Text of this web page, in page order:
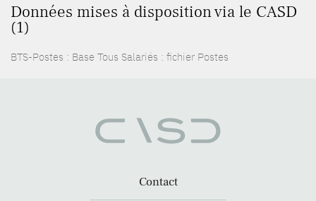
Données mises à disposition via le CASD
(1)
BTS-Postes : Base Tous Salariés : fichier Postes
Contact